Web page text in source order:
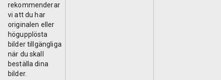
rekommenderar
vi att du har
originalen eller
högupplösta
bilder tillgängliga
när du skall
beställa dina
bilder.